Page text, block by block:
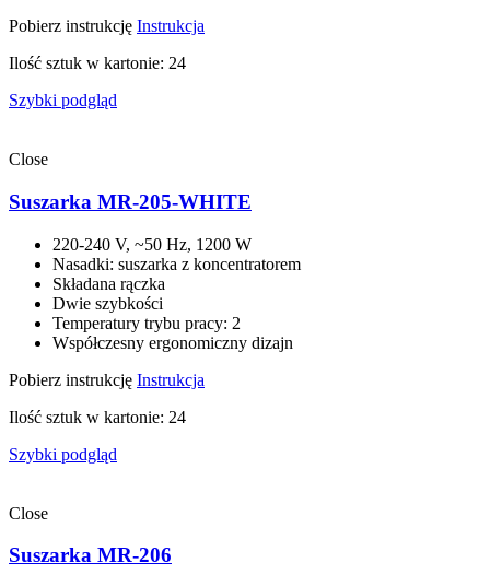
Pobierz instrukcję Instrukcja
Ilość sztuk w kartonie: 24
Szybki podgląd
Close
Suszarka MR-205-WHITE
220-240 V, ~50 Hz, 1200 W
Nasadki: suszarka z koncentratorem
Składana rączka
Dwie szybkości
Temperatury trybu pracy: 2
Współczesny ergonomiczny dizajn
Pobierz instrukcję Instrukcja
Ilość sztuk w kartonie: 24
Szybki podgląd
Close
Suszarka MR-206